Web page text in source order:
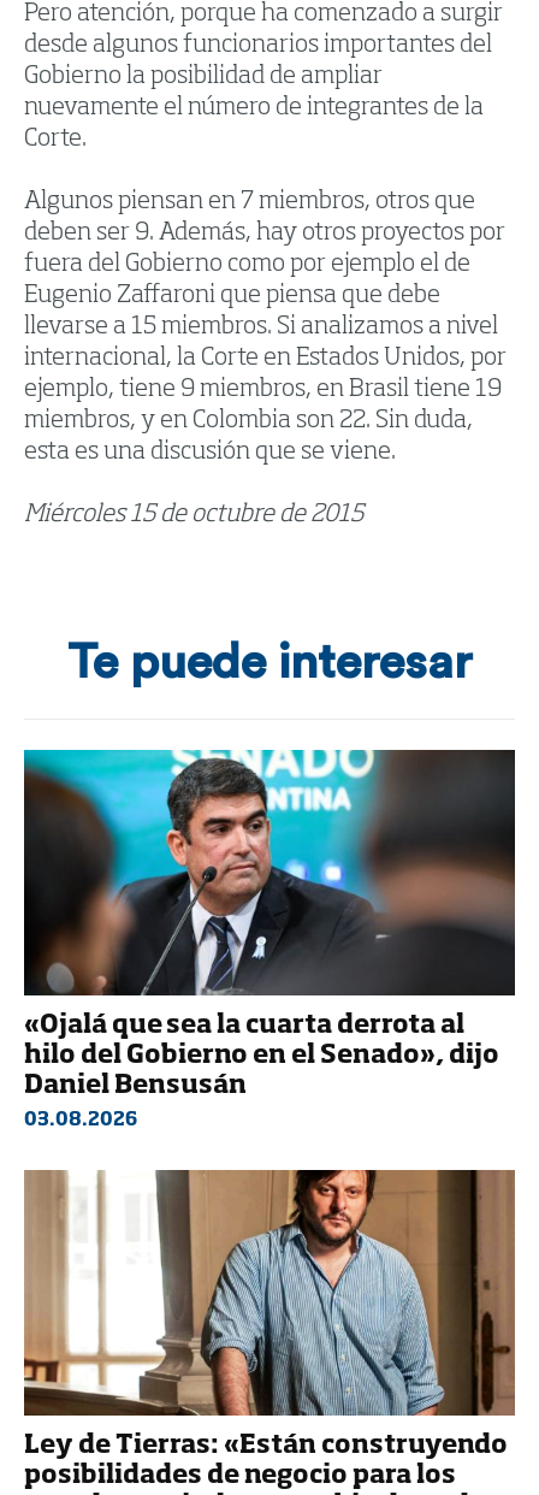
Pero atención, porque ha comenzado a surgir
desde algunos funcionarios importantes del
Gobierno la posibilidad de ampliar
nuevamente el número de integrantes de la
Corte.
Algunos piensan en 7 miembros, otros que
deben ser 9. Además, hay otros proyectos por
fuera del Gobierno como por ejemplo el de
Eugenio Zaffaroni que piensa que debe
llevarse a 15 miembros. Si analizamos a nivel
internacional, la Corte en Estados Unidos, por
ejemplo, tiene 9 miembros, en Brasil tiene 19
miembros, y en Colombia son 22. Sin duda,
esta es una discusión que se viene.
Miércoles 15 de octubre de 2015
Te puede interesar
«Ojalá que sea la cuarta derrota al
hilo del Gobierno en el Senado», dijo
Daniel Bensusán
03.08.2026
Ley de Tierras: «Están construyendo
posibilidades de negocio para los